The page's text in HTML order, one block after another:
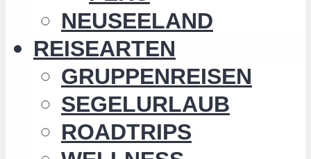
NEUSEELAND
REISEARTEN
GRUPPENREISEN
SEGELURLAUB
ROADTRIPS